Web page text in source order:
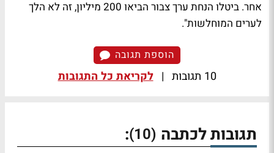
אחר. ביטלו הנחת ערך צבור הביאו 200 מיליון, זה לא הלך
לערים המוחלשות".
הוספת תגובה
10 תגובות | לקריאת כל התגובות
תגובות לכתבה (10)
: